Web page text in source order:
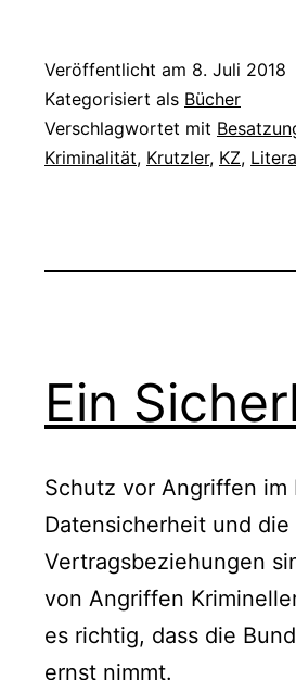
Veröffentlicht am 8. Juli 2018
Kategorisiert als Bücher
Verschlagwortet mit
Kriminalität, Krutzler, KZ,
Ein
Schutz vor Angriffen
Datensicherheit und
Vertragsbeziehungen
von Angriffen
es richtig, dass die
ernst nimmt.